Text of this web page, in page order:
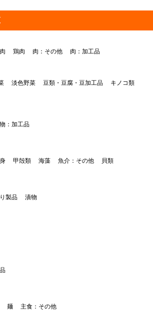
鶏肉 肉：その他 肉：加工品
淡色野菜 豆類・豆腐・豆加工品
キノコ類
：加工品
甲殻類 海藻 魚介：その他 貝類
製品 漬物
麺 主食：その他